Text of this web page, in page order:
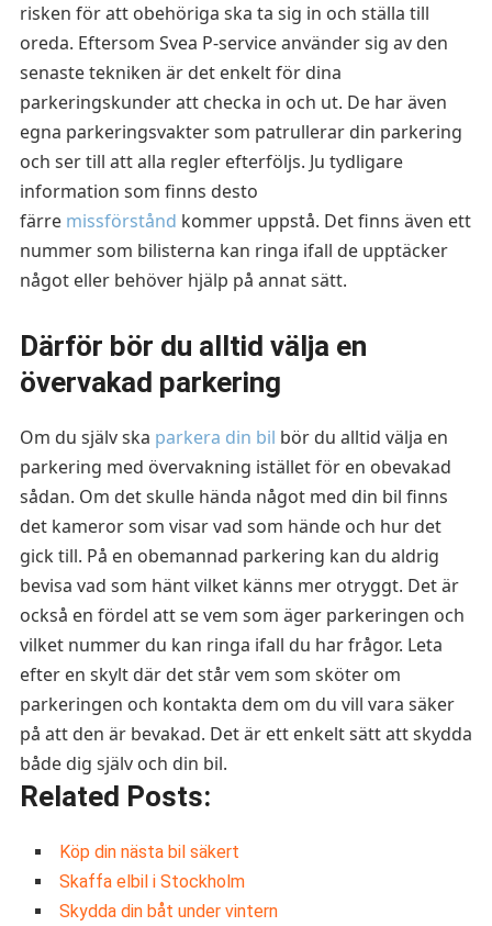
risken för att obehöriga ska ta sig in och ställa till
oreda. Eftersom Svea P-service använder sig av den
senaste tekniken är det enkelt för dina
parkeringskunder att checka in och ut. De har även
egna parkeringsvakter som patrullerar din parkering
och ser till att alla regler efterföljs. Ju tydligare
information som finns desto
färre missförstånd kommer uppstå. Det finns även ett
nummer som bilisterna kan ringa ifall de upptäcker
något eller behöver hjälp på annat sätt.
Därför bör du alltid välja en
övervakad parkering
Om du själv ska parkera din bil bör du alltid välja en
parkering med övervakning istället för en obevakad
sådan. Om det skulle hända något med din bil finns
det kameror som visar vad som hände och hur det
gick till. På en obemannad parkering kan du aldrig
bevisa vad som hänt vilket känns mer otryggt. Det är
också en fördel att se vem som äger parkeringen och
vilket nummer du kan ringa ifall du har frågor. Leta
efter en skylt där det står vem som sköter om
parkeringen och kontakta dem om du vill vara säker
på att den är bevakad. Det är ett enkelt sätt att skydda
både dig själv och din bil.
Related Posts:
Köp din nästa bil säkert
Skaffa elbil i Stockholm
Skydda din båt under vintern